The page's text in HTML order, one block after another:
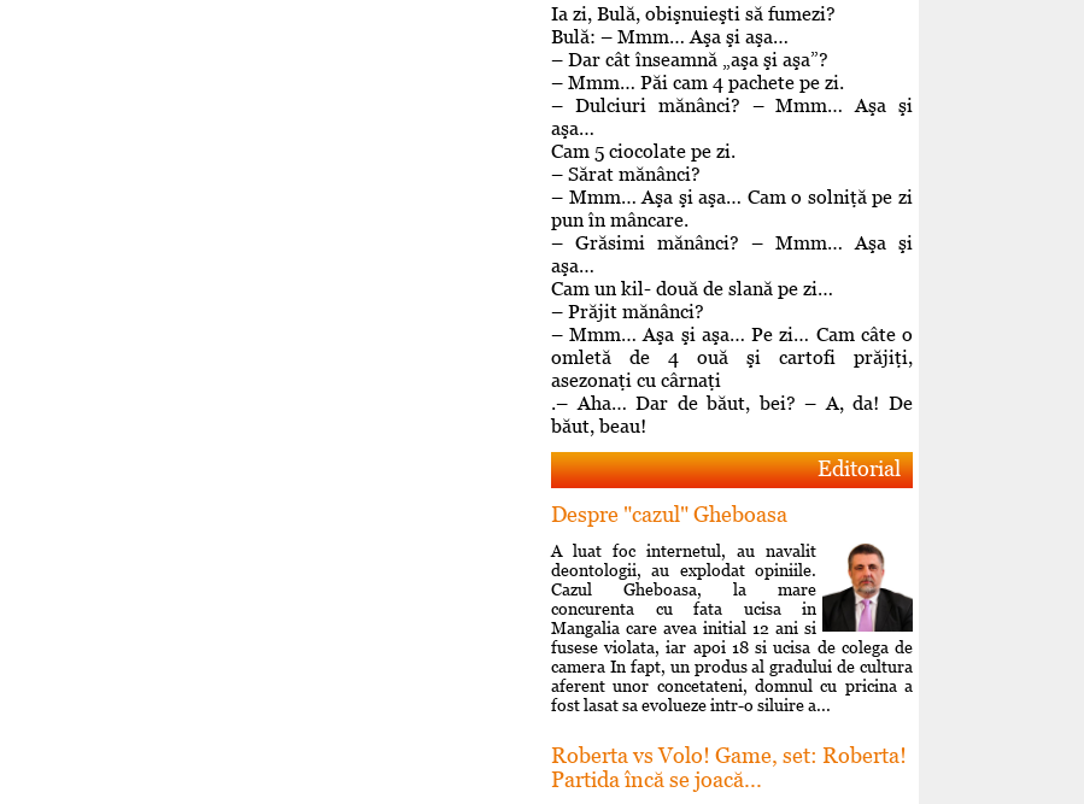
Ia zi, Bulă, obişnuieşti să fumezi?
Bulă: – Mmm… Aşa şi aşa…
– Dar cât înseamnă „aşa şi aşa”?
– Mmm… Păi cam 4 pachete pe zi.
– Dulciuri mănânci? – Mmm… Aşa şi
aşa…
Cam 5 ciocolate pe zi.
– Sărat mănânci?
– Mmm… Aşa şi aşa… Cam o solniţă pe zi
pun în mâncare.
– Grăsimi mănânci? – Mmm… Aşa şi
aşa…
Cam un kil- două de slană pe zi…
– Prăjit mănânci?
– Mmm… Aşa şi aşa… Pe zi… Cam câte o
omletă de 4 ouă şi cartofi prăjiţi,
asezonaţi cu cârnaţi
.– Aha… Dar de băut, bei? – A, da! De
băut, beau!
Editorial
Despre "cazul" Gheboasa
A luat foc internetul, au navalit
deontologii, au explodat opiniile.
Cazul Gheboasa, la mare
concurenta cu fata ucisa in
Mangalia care avea initial 12 ani si
fusese violata, iar apoi 18 si ucisa de colega de
camera In fapt, un produs al gradului de cultura
aferent unor concetateni, domnul cu pricina a
fost lasat sa evolueze intr-o siluire a...
Roberta vs Volo! Game, set: Roberta!
Partida încă se joacă...